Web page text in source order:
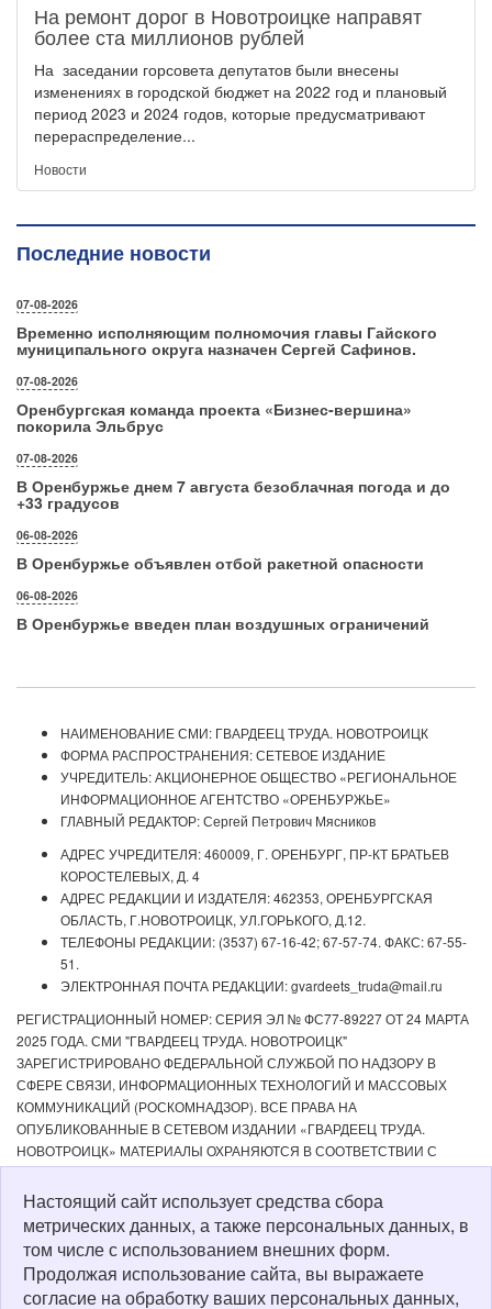
На ремонт дорог в Новотроицке направят
более ста миллионов рублей
На заседании горсовета депутатов были внесены
изменениях в городской бюджет на 2022 год и плановый
период 2023 и 2024 годов, которые предусматривают
перераспределение...
Новости
Последние новости
07-08-2026
Временно исполняющим полномочия главы Гайского
муниципального округа назначен Сергей Сафинов.
07-08-2026
Оренбургская команда проекта «Бизнес‑вершина»
покорила Эльбрус
07-08-2026
В Оренбуржье днем 7 августа безоблачная погода и до
+33 градусов
06-08-2026
В Оренбуржье объявлен отбой ракетной опасности
06-08-2026
В Оренбуржье введен план воздушных ограничений
НАИМЕНОВАНИЕ СМИ: ГВАРДЕЕЦ ТРУДА. НОВОТРОИЦК
ФОРМА РАСПРОСТРАНЕНИЯ: СЕТЕВОЕ ИЗДАНИЕ
УЧРЕДИТЕЛЬ: АКЦИОНЕРНОЕ ОБЩЕСТВО «РЕГИОНАЛЬНОЕ
ИНФОРМАЦИОННОЕ АГЕНТСТВО «ОРЕНБУРЖЬЕ»
ГЛАВНЫЙ РЕДАКТОР: Сергей Петрович Мясников
АДРЕС УЧРЕДИТЕЛЯ: 460009, Г. ОРЕНБУРГ, ПР-КТ БРАТЬЕВ
КОРОСТЕЛЕВЫХ, Д. 4
АДРЕС РЕДАКЦИИ И ИЗДАТЕЛЯ: 462353, ОРЕНБУРГСКАЯ
ОБЛАСТЬ, Г.НОВОТРОИЦК, УЛ.ГОРЬКОГО, Д.12.
ТЕЛЕФОНЫ РЕДАКЦИИ: (3537) 67-16-42; 67-57-74. ФАКС: 67-55-
51.
ЭЛЕКТРОННАЯ ПОЧТА РЕДАКЦИИ: gvardeets_truda@mail.ru
РЕГИСТРАЦИОННЫЙ НОМЕР: СЕРИЯ ЭЛ № ФС77-89227 ОТ 24 МАРТА
2025 ГОДА. СМИ "ГВАРДЕЕЦ ТРУДА. НОВОТРОИЦК"
ЗАРЕГИСТРИРОВАНО ФЕДЕРАЛЬНОЙ СЛУЖБОЙ ПО НАДЗОРУ В
СФЕРЕ СВЯЗИ, ИНФОРМАЦИОННЫХ ТЕХНОЛОГИЙ И МАССОВЫХ
КОММУНИКАЦИЙ (РОСКОМНАДЗОР). ВСЕ ПРАВА НА
ОПУБЛИКОВАННЫЕ В СЕТЕВОМ ИЗДАНИИ «ГВАРДЕЕЦ ТРУДА.
НОВОТРОИЦК» МАТЕРИАЛЫ ОХРАНЯЮТСЯ В СООТВЕТСТВИИ С
ЗАКОНОДАТЕЛЬСТВОМ РФ. ЛЮБОЕ ИСПОЛЬЗОВАНИЕ МАТЕРИАЛОВ
ДОПУСКАЕТСЯ ТОЛЬКО ПО СОГЛАСОВАНИЮ С РЕДАКЦИЕЙ С
ОБЯЗАТЕЛЬНОЙ АКТИВНОЙ ССЫЛКОЙ НА ИСТОЧНИК. РЕДАКЦИЯ НЕ
НЕСЕТ ОТВЕТСТВЕННОСТИ ЗА ДОСТОВЕРНОСТЬ РЕКЛАМНЫХ
МАТЕРИАЛОВ, РАЗМЕЩЕННЫХ В СЕТЕВОМ ИЗДАНИИ «ГВАРДЕЕЦ
ТРУДА. НОВОТРОИЦК», А ТАКЖЕ ЗА СОДЕРЖАНИЕ ВЕБ-САЙТОВ, НА
КОТОРЫЕ ДАНЫ ГИПЕРССЫЛКИ. ДЛЯ ДЕТЕЙ СТАРШЕ 16 ЛЕТ.
Настоящий сайт использует средства сбора
метрических данных, а также персональных данных, в
том числе с использованием внешних форм.
Продолжая использование сайта, вы выражаете
согласие на обработку ваших персональных данных,